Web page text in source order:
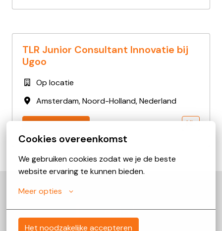
Cookies overeenkomst
We gebruiken cookies zodat we je de beste
website ervaring te kunnen bieden.
Meer opties
Het noodzakelijke accepteren
TLR Junior Consultant Innovatie bij
Ugoo
Op locatie
Amsterdam,Noord-Holland,Nederland
NL
Homepagina